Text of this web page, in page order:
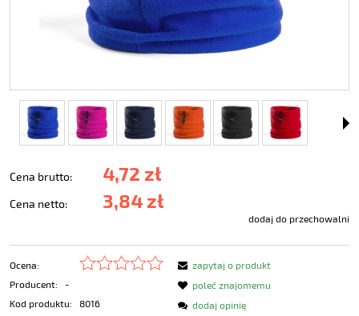
Cena brutto: 4,72 zł
Cena netto: 3,84 zł
dodaj do przechowalni
Ocena:
Producent:
-
Kod produktu:
8016
zapytaj o produkt
poleć znajomemu
dodaj opinię